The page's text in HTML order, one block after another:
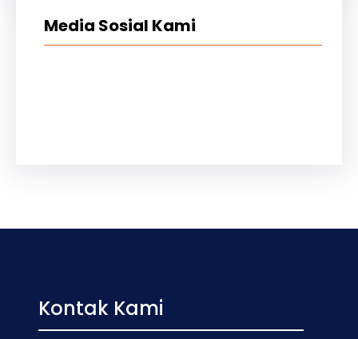
Media Sosial Kami
Kontak Kami